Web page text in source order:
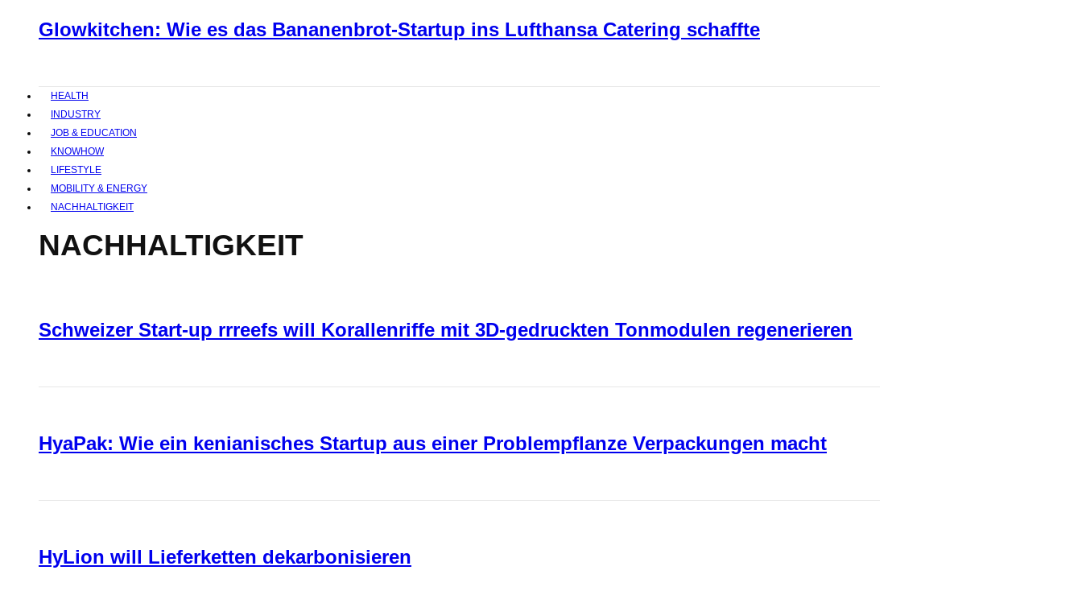
Glowkitchen: Wie es das Bananenbrot-Startup ins Lufthansa Catering schaffte
HEALTH
INDUSTRY
JOB & EDUCATION
KNOWHOW
LIFESTYLE
MOBILITY & ENERGY
NACHHALTIGKEIT
NACHHALTIGKEIT
Schweizer Start-up rrreefs will Korallenriffe mit 3D-gedruckten Tonmodulen regenerieren
HyaPak: Wie ein kenianisches Startup aus einer Problempflanze Verpackungen macht
HyLion will Lieferketten dekarbonisieren